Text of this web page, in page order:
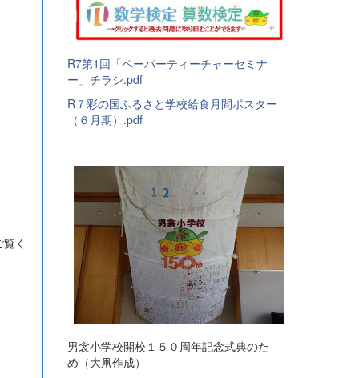
く
R7第1回「ペーパーティーチャーセミナ
ー」チラシ.pdf
R７彩の国ふるさと学校給食月間ポスター
（６月期）.pdf
男衾小学校開校１５０周年記念式典のた
め（大凧作成）